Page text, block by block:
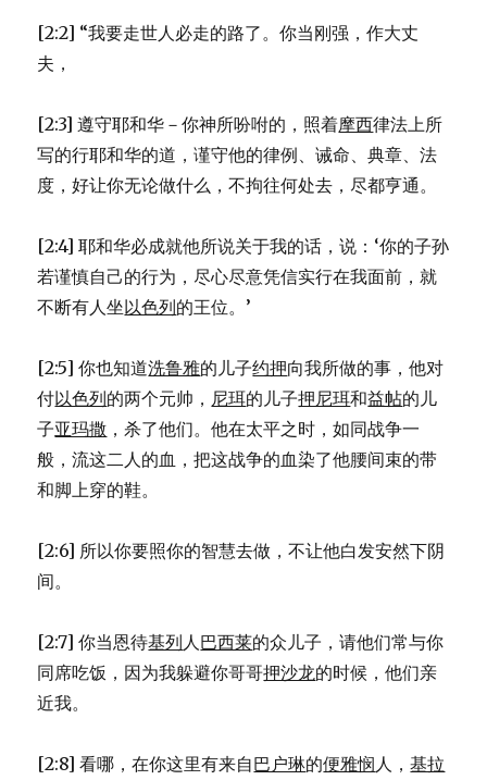
14)
[2:2] “我要走世人必走的路了。你当刚强，作大丈
夫，
[2:3] 遵守耶和华－你神所吩咐的，照着摩西律法上所
写的行耶和华的道，谨守他的律例、诫命、典章、法
度，好让你无论做什么，不拘往何处去，尽都亨通。
[2:4] 耶和华必成就他所说关于我的话，说：‘你的子孙
若谨慎自己的行为，尽心尽意凭信实行在我面前，就
不断有人坐以色列的王位。’
[2:5] 你也知道洗鲁雅的儿子约押向我所做的事，他对
付以色列的两个元帅， 尼珥的儿子押尼珥和益帖的儿
子亚玛撒 ，杀了他们。他在太平之时，如同战争一
般，流这二人的血，把这战争的血染了他腰间束的带
和脚上穿的鞋。
[2:6] 所以你要照你的智慧去做，不让他白发安然下阴
间。
[2:7] 你当恩待基列人巴西莱的众儿子，请他们常与你
同席吃饭，因为我躲避你哥哥押沙龙的时候，他们亲
近我。
[2:8] 看哪，在你这里有来自巴户琳的便雅悯人，基拉